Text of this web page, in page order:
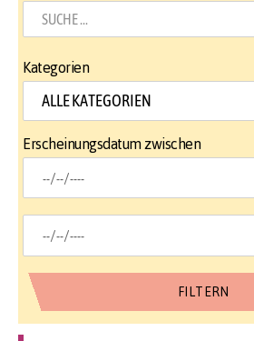
Kategorien
Erscheinungsdatum zwischen